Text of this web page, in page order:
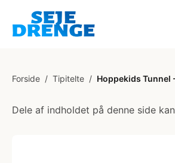
Forside / Tipitelte / Hoppekids Tunnel
Dele af indholdet på denne side